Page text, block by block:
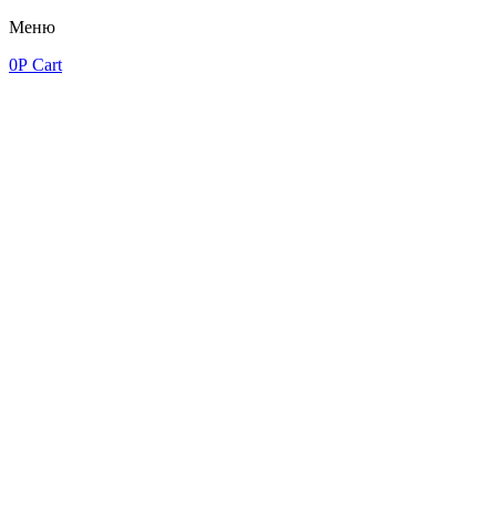
Меню
0Р Cart